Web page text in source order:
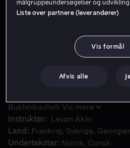
familie. Da tilflytteren Irakli
bliver de hurtigt rivaler.
Bukhnikashvili Vis mere
Instruktør
Levan Akin
Land
Frankrig Sverige
Undertekster
Norsk Dansk
målgruppeundersøgelser og
Liste over partnere (leverandører)
Vis formål
Afvis alle